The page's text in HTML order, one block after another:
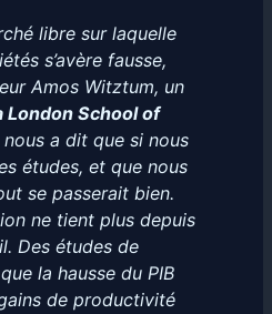
libre sur laquelle
s’avère fausse,
Amos Witztum, un
London School of
nous a dit que si nous
études, et que nous
se passerait bien.
ne tient plus depuis
Des études de
la hausse du PIB
de productivité